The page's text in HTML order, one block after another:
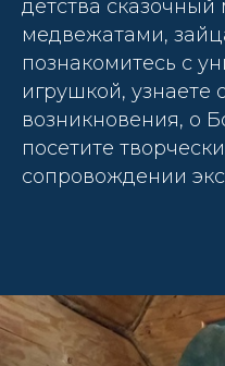
детства
медвежатами,
познакомитесь с
игрушкой, узнаете
возникновения, о
посетите
сопровождении